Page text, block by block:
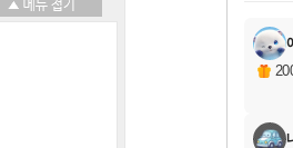
교환.
당첨되
당첨되
당첨되
당첨되
당첨되
당첨되
당첨되
에디션
당첨되